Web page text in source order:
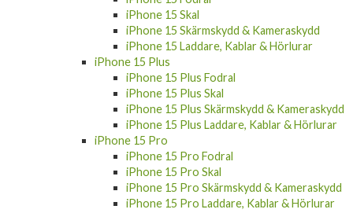
iPhone 15 Skal
iPhone 15 Skärmskydd & Kameraskydd
iPhone 15 Laddare, Kablar & Hörlurar
iPhone 15 Plus
iPhone 15 Plus Fodral
iPhone 15 Plus Skal
iPhone 15 Plus Skärmskydd & Kameraskydd
iPhone 15 Plus Laddare, Kablar & Hörlurar
iPhone 15 Pro
iPhone 15 Pro Fodral
iPhone 15 Pro Skal
iPhone 15 Pro Skärmskydd & Kameraskydd
iPhone 15 Pro Laddare, Kablar & Hörlurar